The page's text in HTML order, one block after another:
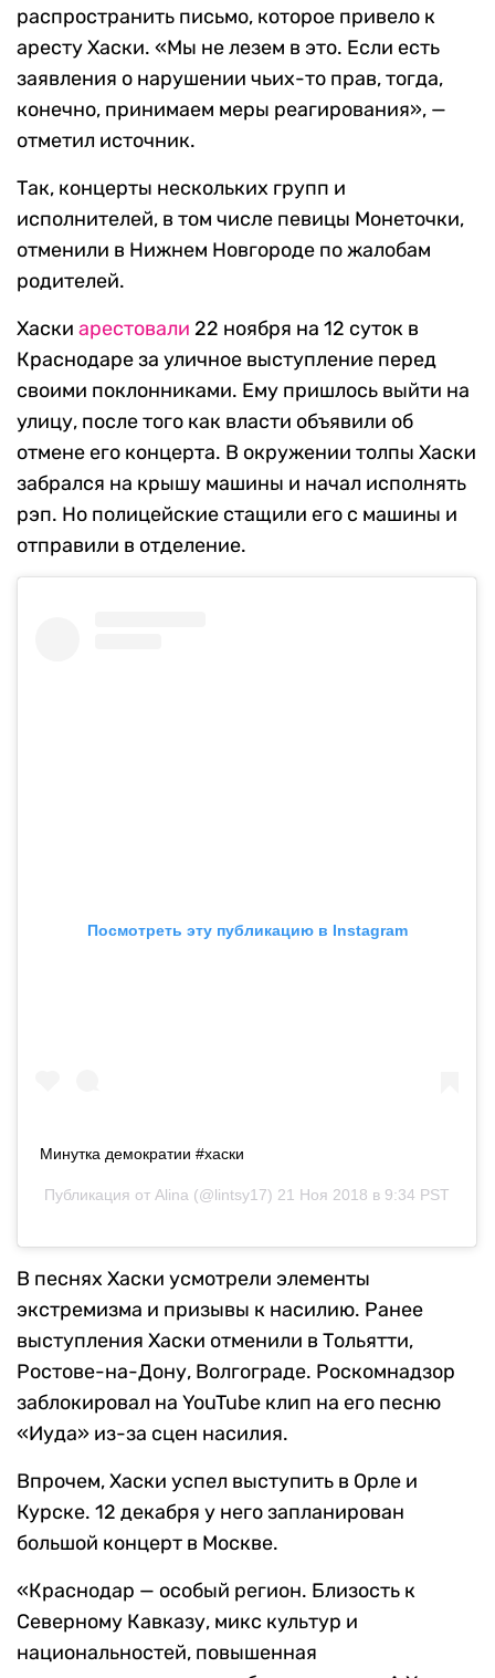
распространить письмо, которое привело к
аресту Хаски. «Мы не лезем в это. Если есть
заявления о нарушении чьих-то прав, тогда,
конечно, принимаем меры реагирования», —
отметил источник.
Так, концерты нескольких групп и
исполнителей, в том числе певицы Монеточки,
отменили в Нижнем Новгороде по жалобам
родителей.
Хаски арестовали 22 ноября на 12 суток в
Краснодаре за уличное выступление перед
своими поклонниками. Ему пришлось выйти на
улицу, после того как власти объявили об
отмене его концерта. В окружении толпы Хаски
забрался на крышу машины и начал исполнять
рэп. Но полицейские стащили его с машины и
отправили в отделение.
Посмотреть эту публикацию в Instagram
Минутка демократии #хаски
Публикация от Alina (@lintsy17) 21 Ноя 2018 в 9:34 PST
В песнях Хаски усмотрели элементы
экстремизма и призывы к насилию. Ранее
выступления Хаски отменили в Тольятти,
Ростове-на-Дону, Волгограде. Роскомнадзор
заблокировал на YouTube клип на его песню
«Иуда» из-за сцен насилия.
Впрочем, Хаски успел выступить в Орле и
Курске. 12 декабря у него запланирован
большой концерт в Москве.
«Краснодар — особый регион. Близость к
Северному Кавказу, микс культур и
национальностей, повышенная